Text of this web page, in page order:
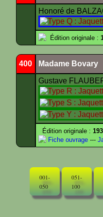
Honoré de
Édition originale :
400 Madame Bovary
Gustave
Édition originale :
Fiche ouvrage ---
001-
050
051-
100